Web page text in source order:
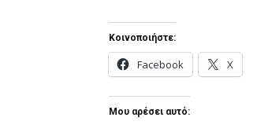
Κοινοποιήστε:
Facebook X
Μου αρέσει αυτό: